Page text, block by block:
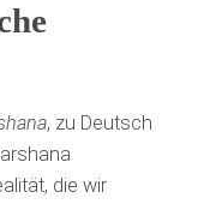
, zu Deutsch
die wir